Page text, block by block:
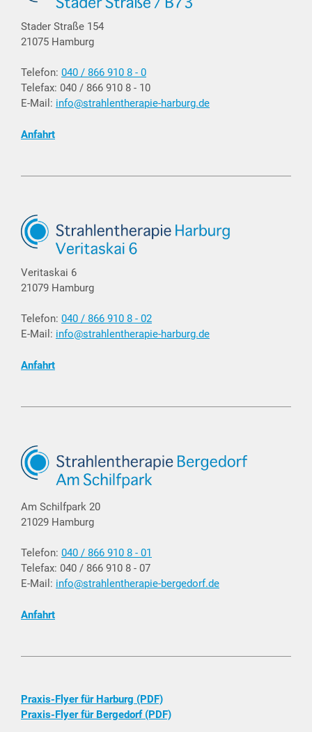
Stader Straße 154
21075 Hamburg
Telefon: 040 / 866 910 8 - 0
Telefax: 040 / 866 910 8 - 10
E-Mail: info@strahlentherapie-harburg.de
Anfahrt
Veritaskai 6
21079 Hamburg
Telefon: 040 / 866 910 8 - 02
E-Mail: info@strahlentherapie-harburg.de
Anfahrt
Am Schilfpark 20
21029 Hamburg
Telefon: 040 / 866 910 8 - 01
Telefax: 040 / 866 910 8 - 07
E-Mail: info@strahlentherapie-bergedorf.de
Anfahrt
Praxis-Flyer für Harburg (PDF)
Praxis-Flyer für Bergedorf (PDF)